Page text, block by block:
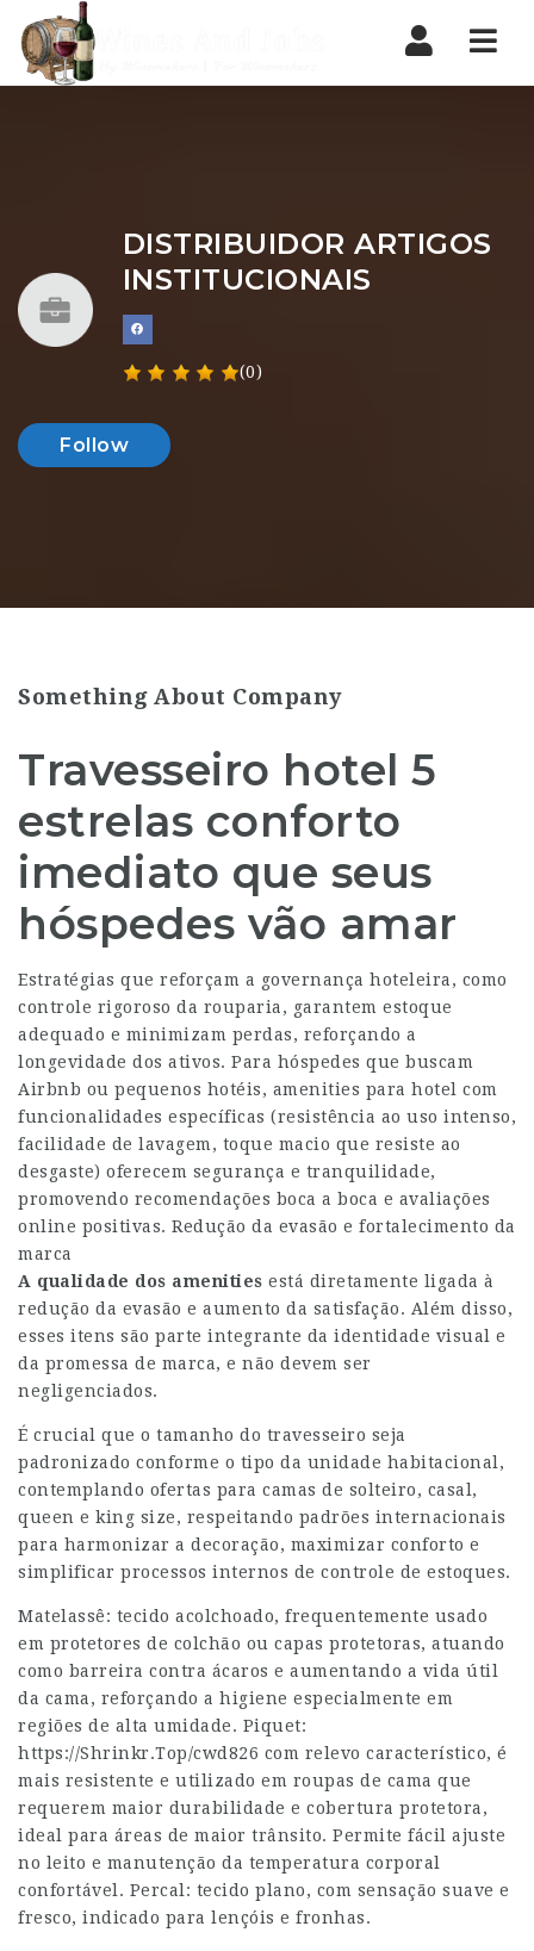
DISTRIBUIDOR ARTIGOS
INSTITUCIONAIS
(0)
Follow
Something About Company
Travesseiro hotel 5
estrelas conforto
imediato que seus
hóspedes vão amar
Estratégias que reforçam a governança hoteleira, como
controle rigoroso da rouparia, garantem estoque
adequado e minimizam perdas, reforçando a
longevidade dos ativos. Para hóspedes que buscam
Airbnb ou pequenos hotéis, amenities para hotel com
funcionalidades específicas (resistência ao uso intenso,
facilidade de lavagem, toque macio que resiste ao
desgaste) oferecem segurança e tranquilidade,
promovendo recomendações boca a boca e avaliações
online positivas. Redução da evasão e fortalecimento da
marca
A qualidade dos amenities está diretamente ligada à
redução da evasão e aumento da satisfação. Além disso,
esses itens são parte integrante da identidade visual e
da promessa de marca, e não devem ser
negligenciados.
É crucial que o tamanho do travesseiro seja
padronizado conforme o tipo da unidade habitacional,
contemplando ofertas para camas de solteiro, casal,
queen e king size, respeitando padrões internacionais
para harmonizar a decoração, maximizar conforto e
simplificar processos internos de controle de estoques.
Matelassê: tecido acolchoado, frequentemente usado
em protetores de colchão ou capas protetoras, atuando
como barreira contra ácaros e aumentando a vida útil
da cama, reforçando a higiene especialmente em
regiões de alta umidade. Piquet:
https://Shrinkr.Top/cwd826 com relevo característico, é
mais resistente e utilizado em roupas de cama que
requerem maior durabilidade e cobertura protetora,
ideal para áreas de maior trânsito. Permite fácil ajuste
no leito e manutenção da temperatura corporal
confortável. Percal: tecido plano, com sensação suave e
fresco, indicado para lençóis e fronhas.